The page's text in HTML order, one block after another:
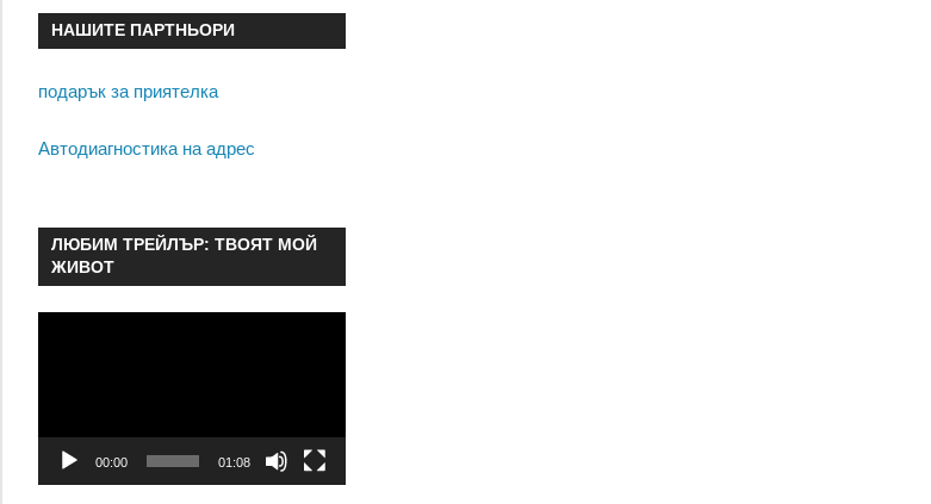
НАШИТЕ ПАРТНЬОРИ
подарък за приятелка
Автодиагностика на адрес
ЛЮБИМ ТРЕЙЛЪР: ТВОЯТ МОЙ
ЖИВОТ
00:00 01:08